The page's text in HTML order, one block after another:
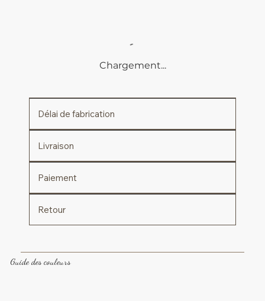
Chargement...
Délai de fabrication
Livraison
Paiement
Retour
Guide des couleurs